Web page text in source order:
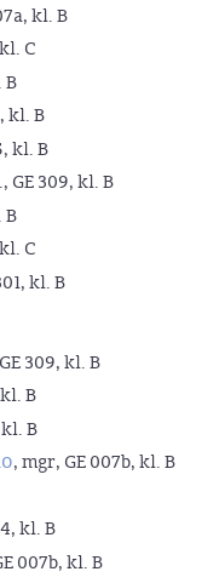
kl. B
C
B
kl. B
kl. B
GE 309, kl. B
B
C
kl. B
309, kl. B
B
B
, mgr, GE 007b, kl. B
kl. B
007b, kl. B